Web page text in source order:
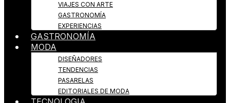
VIAJES CON ARTE
GASTRONOMÍA
EXPERIENCIAS
GASTRONOMÍA
MODA
DISEÑADORES
TENDENCIAS
PASARELAS
EDITORIALES DE MODA